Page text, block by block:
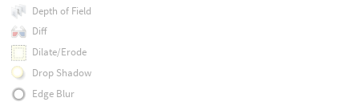
Depth of Field
Diff
Dilate/Erode
Drop Shadow
Edge Blur